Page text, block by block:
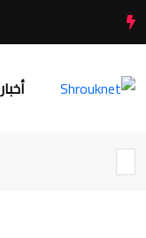
أخبار